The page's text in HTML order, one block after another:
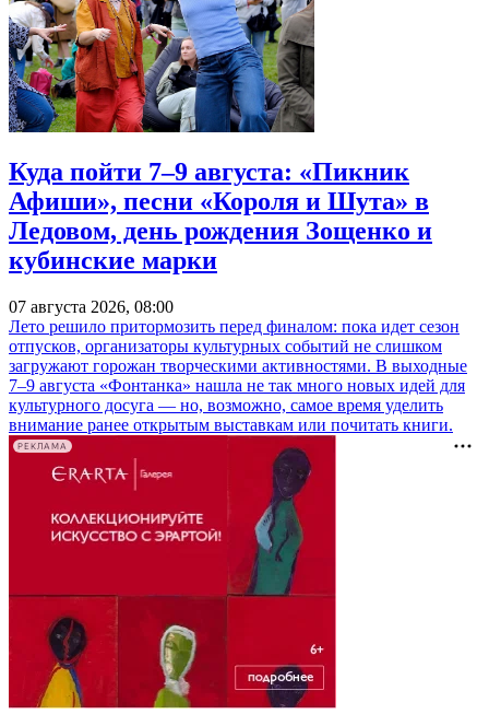
Куда пойти 7–9 августа: «Пикник
Афиши», песни «Короля и Шута» в
Ледовом, день рождения Зощенко и
кубинские марки
07 августа 2026, 08:00
Лето решило притормозить перед финалом: пока идет сезон
отпусков, организаторы культурных событий не слишком
загружают горожан творческими активностями. В выходные
7–9 августа «Фонтанка» нашла не так много новых идей для
культурного досуга — но, возможно, самое время уделить
внимание ранее открытым выставкам или почитать книги.
РЕКЛАМА